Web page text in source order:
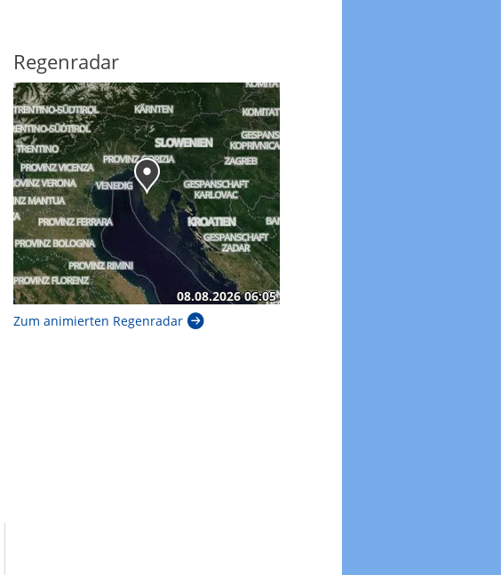
Regenradar
Zum animierten Regenradar